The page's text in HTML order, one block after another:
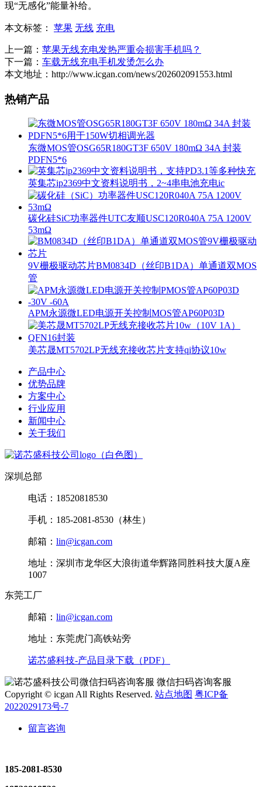
现“无感化”能量补给。
本文标签： 苹果 无线 充电
上一篇： 苹果无线充电发热严重会损害手机吗？
下一篇： 车载无线充电手机发烫怎么办
本文地址：http://www.icgan.com/news/202602091553.html
热销产品
东微MOS管OSG65R180GT3F 650V 180mΩ 34A 封装
PDFN5*6
英集芯ip2369中文资料说明书，2~4串电池充电ic
碳化硅SiC功率器件UTC友顺USC120R040A 75A 1200V
53mΩ
9V栅极驱动芯片BM0834D（丝印B1DA）单通道双MOS
管
APM永源微LED电源开关控制MOS管AP60P03D
美芯晟MT5702LP无线充接收芯片支持qi协议10w
产品中心
优势品牌
方案中心
行业应用
新闻中心
关于我们
深圳总部
电话：18520818530
手机：185-2081-8530（林生）
邮箱： lin@icgan.com
地址：深圳市龙华区大浪街道华辉路同胜科技大厦A座
1007
东莞工厂
邮箱： lin@icgan.com
地址：东莞虎门高铁站旁
诺芯盛科技-产品目录下载（PDF）
微信扫码咨询客服
Copyright © icgan All Rights Reserved. 站点地图 粤ICP备
2022029173号-7
留言咨询
185-2081-8530